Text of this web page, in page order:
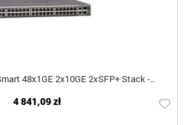
48x1GE 2x10GE 2xSFP+ Stack -..
4 841,09 zł